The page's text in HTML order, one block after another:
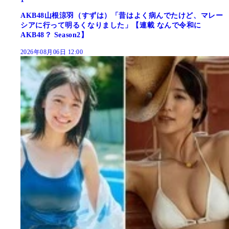
AKB48山根涼羽（すずは）「昔はよく病んでたけど、マレー
シアに行って明るくなりました」【連載 なんで令和に
AKB48？ Season2】
2026年08月06日 12:00